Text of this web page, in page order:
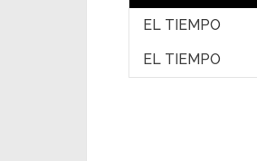
EL TIEMPO
EL TIEMPO